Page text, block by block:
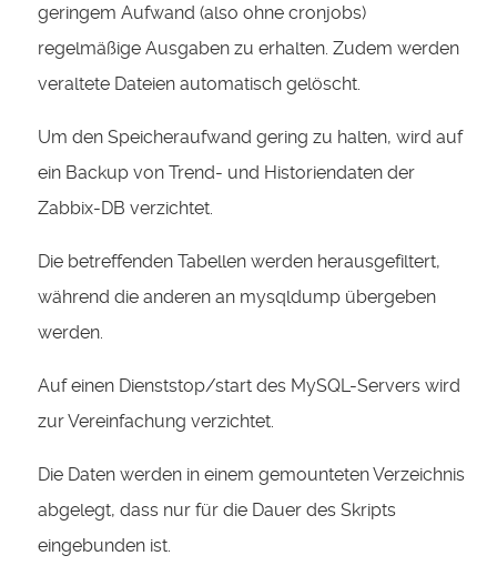
geringem Aufwand (also ohne cronjobs)
regelmäßige Ausgaben zu erhalten. Zudem werden
veraltete Dateien automatisch gelöscht.
Um den Speicheraufwand gering zu halten, wird auf
ein Backup von Trend- und Historiendaten der
Zabbix-DB verzichtet.
Die betreffenden Tabellen werden herausgefiltert,
während die anderen an mysqldump übergeben
werden.
Auf einen Dienststop/start des MySQL-Servers wird
zur Vereinfachung verzichtet.
Die Daten werden in einem gemounteten Verzeichnis
abgelegt, dass nur für die Dauer des Skripts
eingebunden ist.